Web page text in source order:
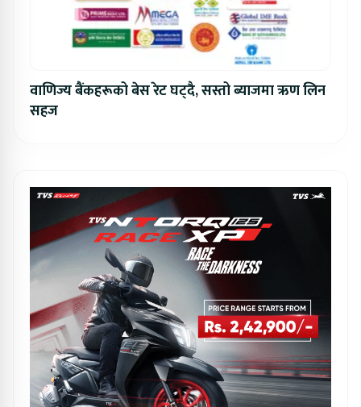
वाणिज्य बैंकहरूको बेस रेट घट्दै, सस्तो ब्याजमा ऋण लिन
सहज